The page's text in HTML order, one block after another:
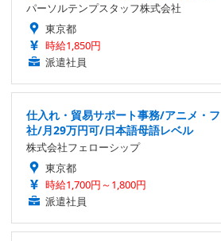
パーソルテンプスタッフ株式会社
東京都
時給1,850円
派遣社員
仕入れ・貿易サポート事務/アニメ・
社/月29万円可/日本語母語レベル
株式会社フェローシップ
東京都
時給1,700円～1,800円
派遣社員